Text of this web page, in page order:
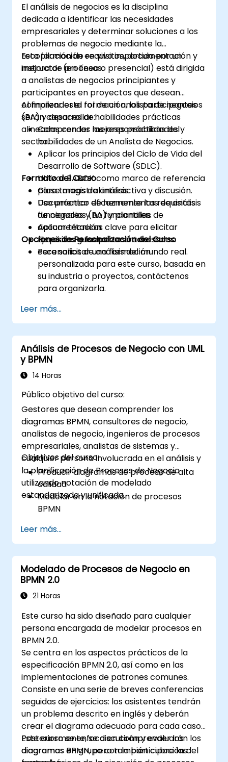
El análisis de negocios es la disciplina
dedicada a identificar las necesidades
empresariales y determinar soluciones a los
problemas de negocio mediante la
recopilación de requisitos, documentación y
mejora de procesos.
Esta formación en vivo impartida por un
instructor (en línea o presencial) está dirigida
a analistas de negocios principiantes y
participantes en proyectos que desean
comprender el rol de un analista de negocios
(BA) y desarrollar habilidades prácticas
alineadas con las mejores prácticas del
sector.
Al finalizar esta formación, los participantes
serán capaces de:
Comprender las responsabilidades y
habilidades de un Analista de Negocios.
Aplicar los principios del Ciclo de Vida del
Desarrollo de Software (SDLC).
Utilizar BABOK como marco de referencia
para tareas de análisis.
Documentar eficazmente los requisitos
funcionales y no funcionales.
Aplicar técnicas clave para elicitar
requisitos a las partes interesadas.
Formato del Curso
Clase magistral interactiva y discusión.
Uso práctico de herramientas de análisis
de negocios (BA) y plantillas de
documentación.
Ejercicios guiados centrados en
escenarios de análisis del mundo real.
Opciones de Personalización del Curso
Para solicitar una formación
personalizada para este curso, basada en
su industria o proyectos, contáctenos
para organizarla.
Leer más...
Análisis de Procesos de Negocio con UML
y BPMN
14 Horas
Público objetivo del curso:
Gestores que desean comprender los
diagramas BPMN, consultores de negocio,
analistas de negocio, ingenieros de procesos
empresariales, analistas de sistemas y
cualquier persona involucrada en el análisis y
la planificación de Procesos de Negocio
utilizando notación de modelado
estandarizada y unificada.
Objetivos del curso:
Producir diagramas de proceso de alta
calidad
Modelar en la notación de procesos
BPMN
actuales (as-is)
Implementar flujos de procesos
optimizados para procesos intensivos en
recursos humanos
Simplificar definiciones complejas de
procesos y descomponerlas en partes
Leer más...
Modelado de Procesos de Negocio en
BPMN 2.0
21 Horas
Este curso ha sido diseñado para cualquier
persona encargada de modelar procesos en
BPMN 2.0.
Se centra en los aspectos prácticos de la
especificación BPMN 2.0, así como en las
implementaciones de patrones comunes.
Consiste en una serie de breves conferencias
seguidas de ejercicios: los asistentes tendrán
un problema descrito en inglés y deberán
crear el diagrama adecuado para cada caso.
Posteriormente, se discutirán y evaluarán los
diagramas en grupo con la participación del
Este curso se enfoca en comprender los
diagramas BPMN, pero también cubre las